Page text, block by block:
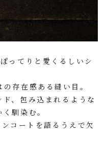
ってりと愛くるしいシ
存在感ある縫い目。
、包み込まれるような
馴染む。
コートを語るうえで欠